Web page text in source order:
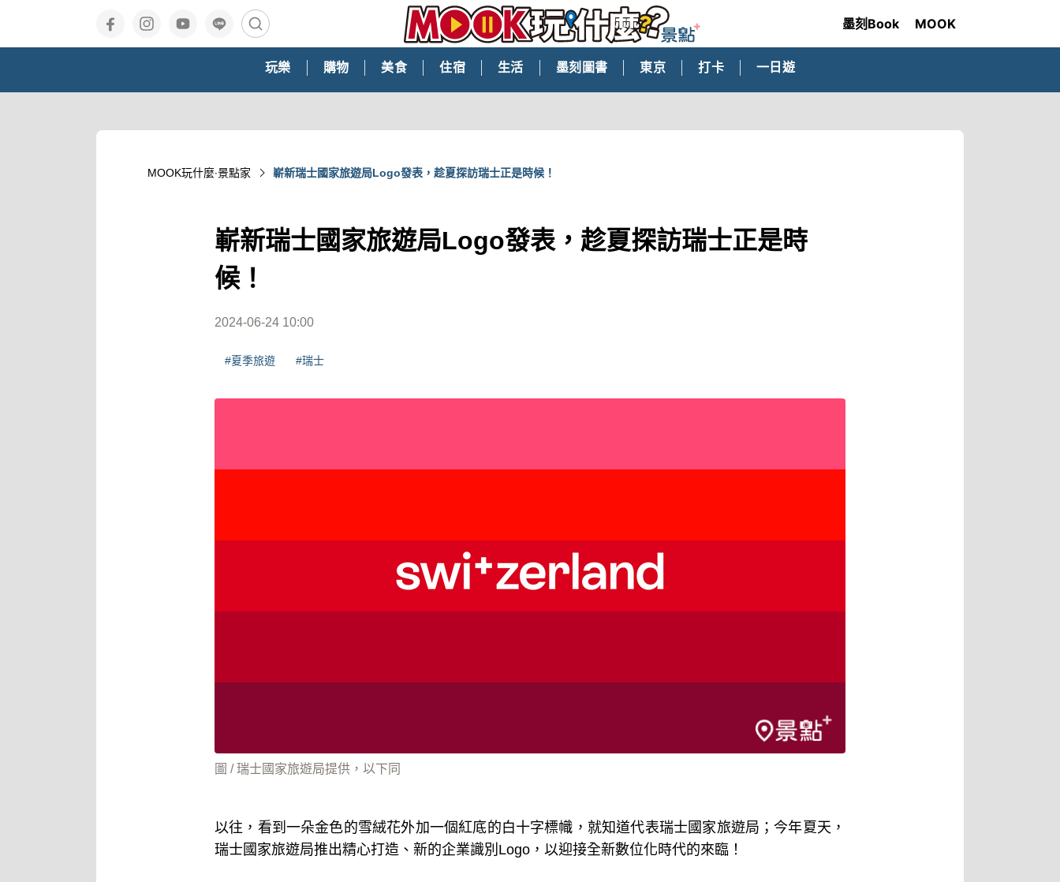
墨刻Book MOOK
玩樂 購物 美食 住宿 生活 墨刻圖書 東京 打卡 一日遊
MOOK玩什麼‧景點家 嶄新瑞士國家旅遊局Logo發表，趁夏探訪瑞士正是時候！
嶄新瑞士國家旅遊局Logo發表，趁夏探訪瑞士正是時
候！
2024-06-24 10:00
#夏季旅遊 #瑞士
圖 / 瑞士國家旅遊局提供，以下同
以往，看到一朵金色的雪絨花外加一個紅底的白十字標幟，就知道代表瑞士國家旅遊局；今年夏天，
瑞士國家旅遊局推出精心打造、新的企業識別 Logo ，以迎接全新數位化時代的來臨！